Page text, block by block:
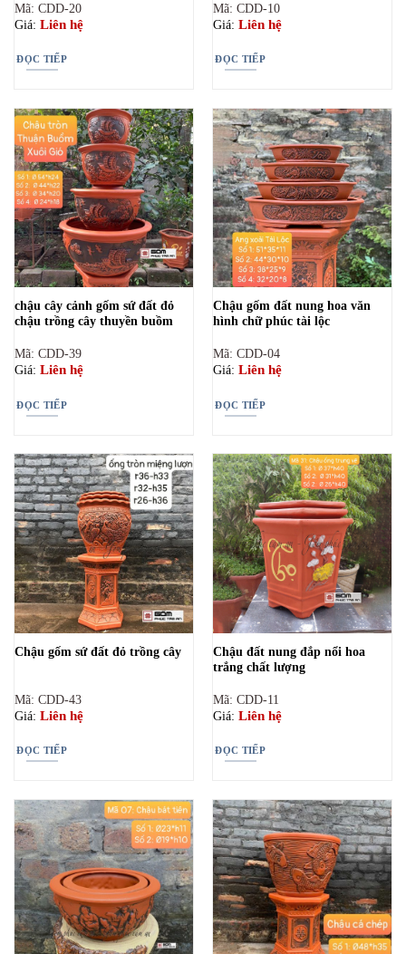
Mã: CDD-20
Giá: Liên hệ
ĐỌC TIẾP
Mã: CDD-10
Giá: Liên hệ
ĐỌC TIẾP
chậu cây cảnh gốm sứ đất đỏ
chậu trồng cây thuyền buồm
Mã: CDD-39
Giá: Liên hệ
ĐỌC TIẾP
Chậu gốm đất nung hoa văn
hình chữ phúc tài lộc
Mã: CDD-04
Giá: Liên hệ
ĐỌC TIẾP
Chậu gốm sứ đất đỏ trồng cây
Mã: CDD-43
Giá: Liên hệ
ĐỌC TIẾP
Chậu đất nung đắp nổi hoa
trắng chất lượng
Mã: CDD-11
Giá: Liên hệ
ĐỌC TIẾP